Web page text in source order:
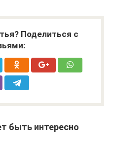
Поделиться с
быть интересно